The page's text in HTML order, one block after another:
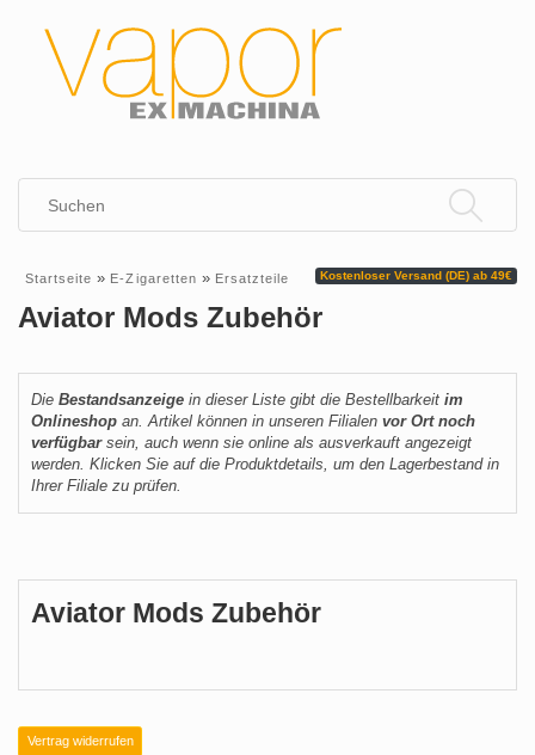
Kostenloser Versand (DE) ab 49€
Startseite » E-Zigaretten » Ersatzteile
Vertrag widerrufen
Aviator Mods Zubehör
Die Bestandsanzeige in dieser Liste gibt die Bestellbarkeit im
Onlineshop an. Artikel können in unseren Filialen vor Ort noch
verfügbarsein, auch wenn sie online als ausverkauft angezeigt
werden. Klicken Sie auf die Produktdetails, um den Lagerbestand in
Ihrer Filiale zu prüfen.
Aviator Mods Zubehör